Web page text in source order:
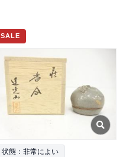
SALE
状態：非常によい